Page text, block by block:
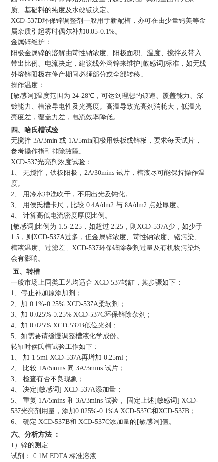
质、基础料的纯度及水硬镀决定。
XCD-537D环保锌调整剂一般用于新配槽，亦可在由少量钙美等金
属杂质引起雾时偶尔补加0.05-0.1%。
金属锌维护：
阳极金属锌的溶解由苛性钠浓度、阳极面积、温度、搅拌及带入
带出比例、电流决定，建议线外溶锌来维护[敏感词]标准，如无线
外溶锌阳极在停产期间必须部分或全部转移。
操作温度：
[敏感词]温度范围为 24-28℃，可达到理想的镀速、覆盖能力、深
镀能力、槽液导电性及光亮度。高温导致光亮剂消耗大，低温光
亮度差，覆盖力差，电流效率降低。
四、哈氏槽试验
无搅拌 3A/3min 或 1A/5min阳极用铁板或锌板，要求每天试片，
参考操作指引排除故障。
XCD-537光亮剂浓度试验：
1、 无搅拌，铁板阳极，2A/30mins 试片，槽液尽可能保持操作温
度。
2、 用冷水冲洗吹干，不用出光及钝化。
3、 用侯氏槽卡尺，比较 0.4A/dm2 与 8A/dm2 点处厚度。
4、 计算高低电流密度厚度比例。
[敏感词]比例为 1.5-2.25，如超过 2.25，则XCD-537A少，如少于
1.5，则XCD-537A过多，但金属锌浓度、苛性钠浓度、铬污染、
槽液温度、过滤差、XCD-537环保锌除杂剂过量及有机物污染均
会有影响。
五、转槽
一般市场上同类工艺均适合 XCD-537转缸，其步骤如下：
1、停止补加原添加剂；
2、加 0.1%-0.25% XCD-537A柔软剂；
3、加 0.025%-0.25% XCD-537C环保锌除杂剂；
4、加 0.025% XCD-537B低位光剂；
5、如需要请缓慢调整槽液化学成份。
转缸时侯氏槽试验工作如下：
1、 加 1.5ml XCD-537A再增加 0.25ml；
2、 比较 1A/5mins 同 3A/3mins 试片；
3、 检查有否不良现象；
4、 决定[敏感词] XCD-537A添加量；
5、 重复 1A/5mins 和 3A/3mins 试验， 固定上述[敏感词] XCD-
537光亮剂用量，添加0.025%-0.1%A XCD-537C和XCD-537B；
6、 确定 XCD-537B和 XCD-537C添加量的[敏感词]值。
六、分析方法 ：
1）锌的测定
试剂： 0.1M EDTA 标准溶液